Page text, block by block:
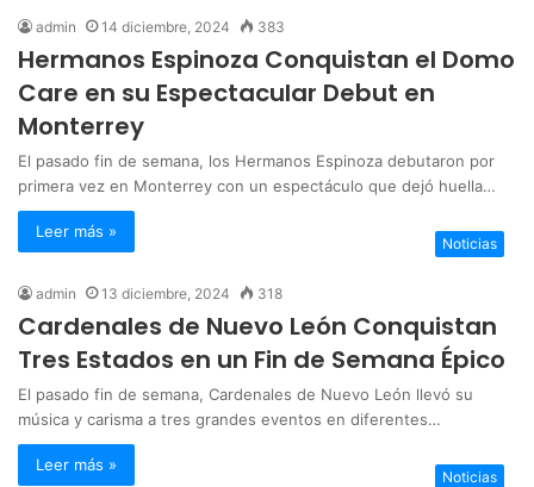
admin 14 diciembre, 2024 383
Hermanos Espinoza Conquistan el Domo
Care en su Espectacular Debut en
Monterrey
El pasado fin de semana, los Hermanos Espinoza debutaron por
primera vez en Monterrey con un espectáculo que dejó huella…
Leer más »
Noticias
admin 13 diciembre, 2024 318
Cardenales de Nuevo León Conquistan
Tres Estados en un Fin de Semana Épico
El pasado fin de semana, Cardenales de Nuevo León llevó su
música y carisma a tres grandes eventos en diferentes…
Leer más »
Noticias